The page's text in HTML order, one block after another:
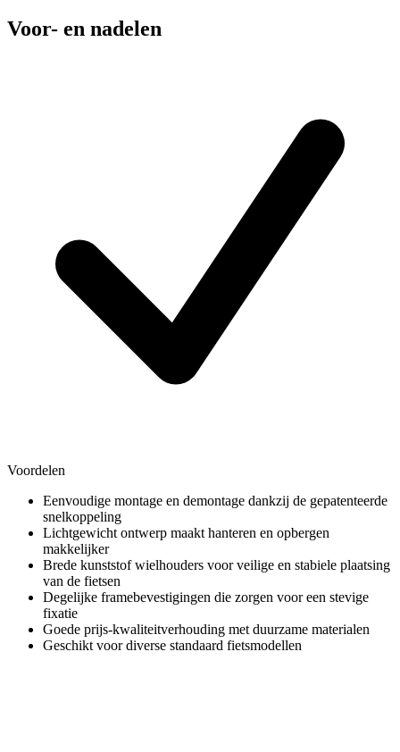
Voor- en nadelen
Voordelen
Eenvoudige montage en demontage dankzij de gepatenteerde
snelkoppeling
Lichtgewicht ontwerp maakt hanteren en opbergen
makkelijker
Brede kunststof wielhouders voor veilige en stabiele plaatsing
van de fietsen
Degelijke framebevestigingen die zorgen voor een stevige
fixatie
Goede prijs-kwaliteitverhouding met duurzame materialen
Geschikt voor diverse standaard fietsmodellen